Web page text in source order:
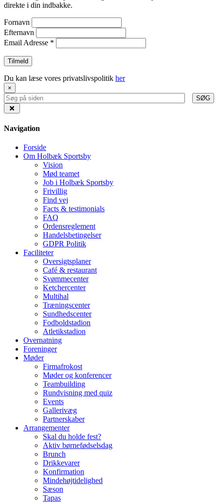
direkte i din indbakke.
Fornavn
Efternavn
Email Adresse *
Du kan læse vores privatslivspolitik her
×
SØG
Navigation
Forside
Om Holbæk Sportsby
Vision
Mød teamet
Job i Holbæk Sportsby
Frivillig
Find vej
Facts & testimonials
FAQ
Ordensreglement
Handelsbetingelser
GDPR Politik
Faciliteter
Oversigtsplaner
Café & restaurant
Svømmecenter
Ketchercenter
Multihal
Træningscenter
Sundhedscenter
Fodboldstadion
Atletikstadion
Overnatning
Foreninger
Møder
Firmafrokost
Møder og konferencer
Teambuilding
Rundvisning med quiz
Events
Gallerivæg
Partnerskaber
Arrangementer
Skal du holde fest?
Aktiv børnefødselsdag
Brunch
Drikkevarer
Konfirmation
Mindehøjtidelighed
Sæson
Tapas